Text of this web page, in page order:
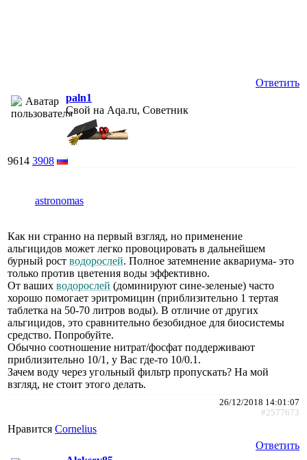
Ответить
paln1
Свой на Aqa.ru, Советник
9614 3908
astronomas
Как ни странно на первый взгляд, но применение
альгицидов может легко провоцировать в дальнейшем
бурный рост водорослей. Полное затемнение аквариума- это
только против цветения воды эффективно.
От ваших водорослей (доминируют сине-зеленые) часто
хорошо помогает эритромицин (приблизительно 1 тертая
таблетка на 50-70 литров воды). В отличие от других
альгицидов, это сравнительно безобидное для биосистемы
средство. Попробуйте.
Обычно соотношение нитрат/фосфат поддерживают
приблизительно 10/1, у Вас где-то 10/0.1.
Зачем воду через угольный фильтр пропускать? На мой
взгляд, не стоит этого делать.
26/12/2018 14:01:07
#2577673
Нравится Cornelius
Ответить